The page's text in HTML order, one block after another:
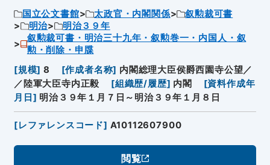
国立公文書館 太政官・内閣関係
叙勲裁可書
明治
明治３９年
叙勲裁可書・明治三十九年・叙勲巻一・内国人・叙
勲・削除・申牒
[規模] 8 [作成者名称] 内閣総理大臣侯爵西園寺公望／
／陸軍大臣寺内正毅
[組織歴/履歴] 内閣 [資料作成年
月日 ] 明治３９年１月７日～明治３９年１月８日
[レファレンスコード] A10112607900
閲覧